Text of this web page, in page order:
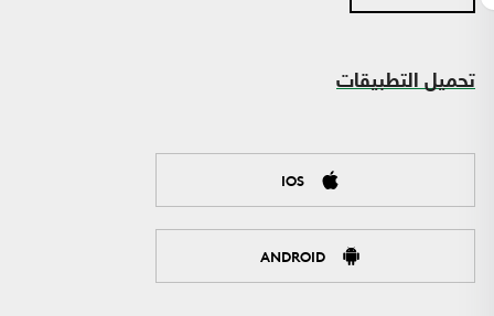
تحميل التطبيقات
IOS
ANDROID